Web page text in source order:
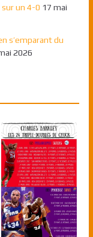
un 4-0 17 mai
s’emparant du
2026